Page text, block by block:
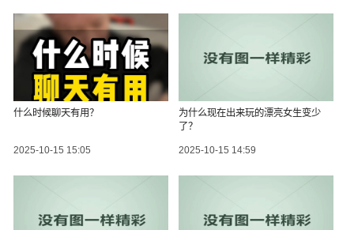
什么时候聊天有用？
2025-10-15 15:05
为什么现在出来玩的漂亮女生变少
了？
2025-10-15 14:59